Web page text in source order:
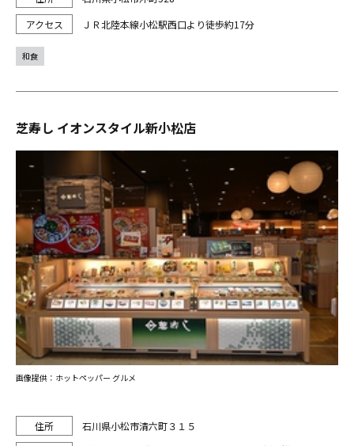
ＪＲ北陸本線小松駅西口より徒歩約17分
和食
芝寿し イオンスタイル新小松店
石川県小松市清六町３１５
画像提供：ホットペッパー グルメ